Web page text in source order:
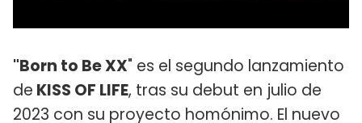
"Born to Be XX" es el segundo lanzamiento
de KISS OF LIFE, tras su debut en julio de
2023 con su proyecto homónimo. El nuevo